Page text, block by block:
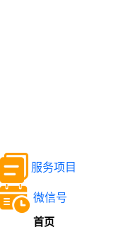
服务项目
微信号
首页